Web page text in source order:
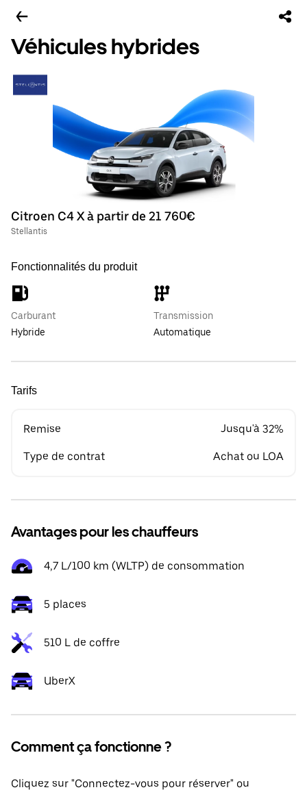
Véhicules hybrides
Citroen C4 X à partir de 21 760€
Stellantis
Fonctionnalités du produit
Carburant
Hybride
Transmission
Automatique
Tarifs
Remise Jusqu'à 32%
Type de contrat Achat ou LOA
Avantages pour les chauffeurs
4,7 L/100 km (WLTP) de consommation
5 places
510 L de coffre
UberX
Comment ça fonctionne ?
Cliquez sur "Connectez-vous pour réserver" ou